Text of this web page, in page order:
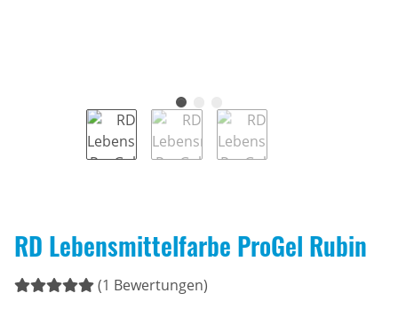
RD Lebensmittelfarbe ProGel Rubin
(1 Bewertungen)